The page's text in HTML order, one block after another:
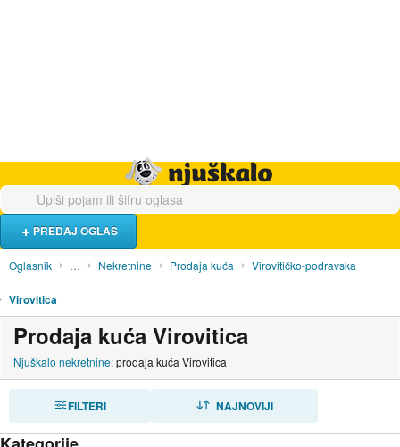
PREDAJ OGLAS
Oglasnik … Nekretnine Prodaja kuća Virovitičko-podravska
Virovitica
Prodaja kuća Virovitica
Njuškalo nekretnine: prodaja kuća Virovitica
FILTERI NAJNOVIJI